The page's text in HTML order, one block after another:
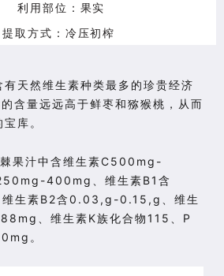
利用部位： 果实
提取方式： 冷压初榨
有天然维生素种类最多的珍贵经济
含量远远高于鲜枣和猕猴桃，从而
库。
果汁中含维生素C500mg-
400mg、维生素B1含
生素B2含0.03,g-0.15,g、维生
、维生素K族化合物115、P
。